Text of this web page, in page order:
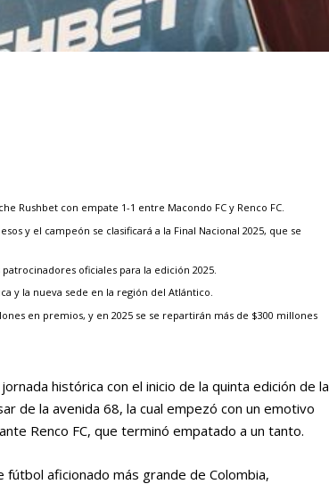
Rushbet con empate 1-1 entre Macondo FC y Renco FC.
y el campeón se clasificará a la Final Nacional 2025, que se
oficiales para la edición 2025.
y la nueva sede en la región del Atlántico.
en premios, y en 2025 se se repartirán más de $300 millones
histórica con el inicio de la quinta edición de la
de la avenida 68, la cual empezó con un emotivo
Renco FC, que terminó empatado a un tanto.
fútbol aficionado más grande de Colombia,